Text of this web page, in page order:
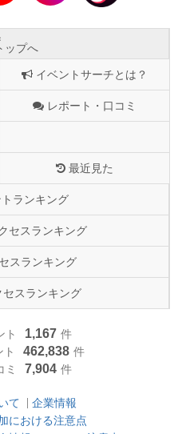
ップへ
イベントサーチとは？
レポート・口コミ
最近見た
ランキング
セスランキング
スランキング
セスランキング
ト 1,167 件
462,838 件
ミ
7,904 件
て
企業情報
における注意点